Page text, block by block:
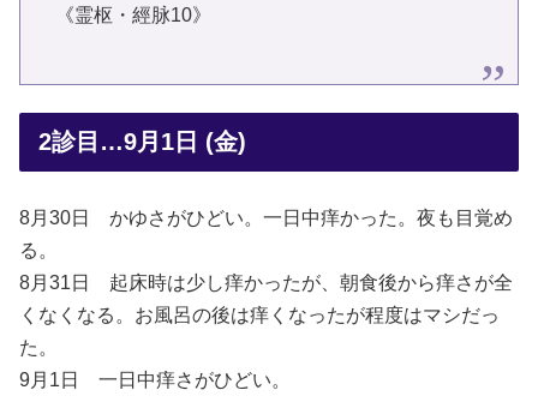
《霊枢・經脉10》
2診目…9月1日 (金)
8月30日 かゆさがひどい。一日中痒かった。夜も目覚め
る。
8月31日 起床時は少し痒かったが、朝食後から痒さが全
くなくなる。お風呂の後は痒くなったが程度はマシだっ
た。
9月1日 一日中痒さがひどい。